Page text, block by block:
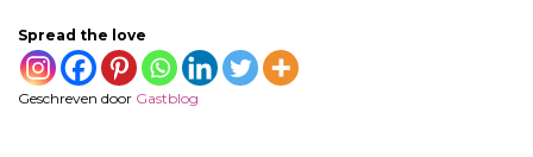
Spread the love
Geschreven door Gastblog